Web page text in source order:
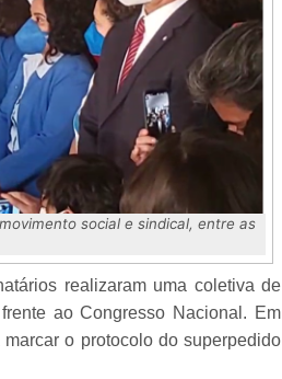
social e sindical, entre as
realizaram uma coletiva de
ao Congresso Nacional. Em
o protocolo do superpedido